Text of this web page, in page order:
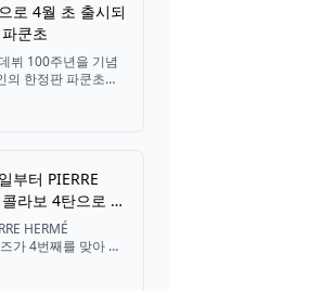
로 4월 초 출시되
쿤초
뷔 100주년을 기념
의 한정판 파쿤초가
지 캐릭터 프린트
부터 PIERRE
라보 4탄으로 봄
HERMÉ
가 4번째를 맞아 새
즈 최초의 타르트,
2026년 3월 17일